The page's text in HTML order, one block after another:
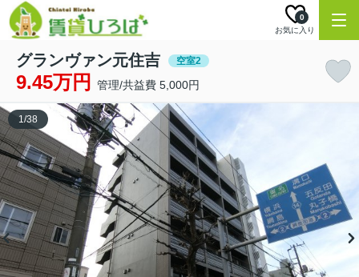
お気に入り
0
グランヴァン元住吉 空室2
9.45万円 管理/共益費 5,000円
1/38